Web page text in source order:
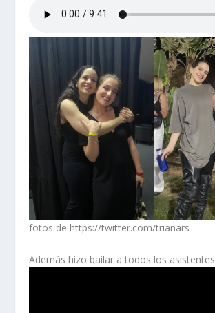
fotos de https://twitter.com/trianars
Además hizo bailar a todos los asistentes